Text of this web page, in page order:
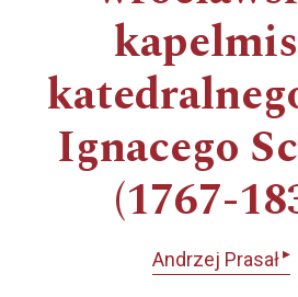
Ignacego
(1767-
Andrzej Prasał▸